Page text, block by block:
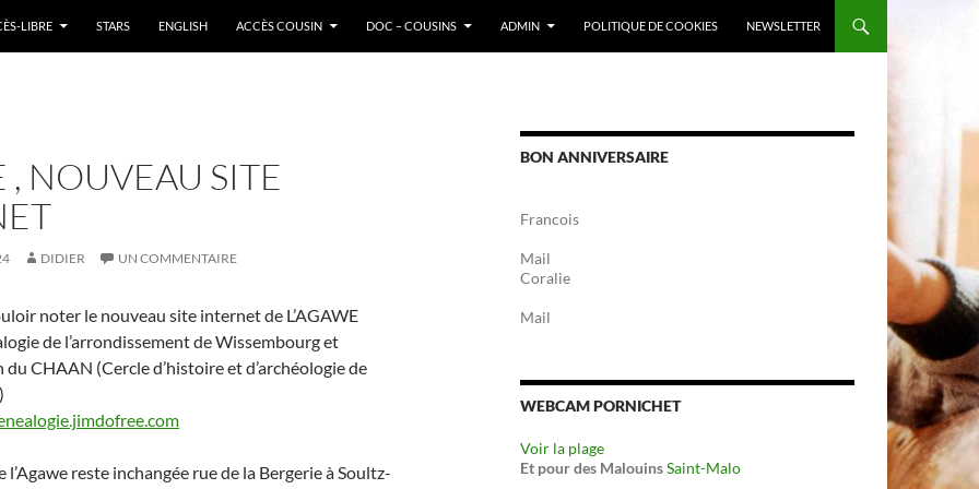
LIBRE STARS ENGLISH ACCÈS COUSIN DOC – COUSINS ADMIN POLITIQUE DE COOKIES NEWSLETTER
, NOUVEAU SITE
DIDIER UN COMMENTAIRE
noter le nouveau site internet de L’AGAWE
de l’arrondissement de Wissembourg et
CHAAN (Cercle d’histoire et d’archéologie de
l’Agawe reste inchangée rue de la Bergerie à Soultz-
BON ANNIVERSAIRE
Francois
Mail
Coralie
Mail
WEBCAM PORNICHET
Voir la plage
Et pour des MalouinsSaint-Malo